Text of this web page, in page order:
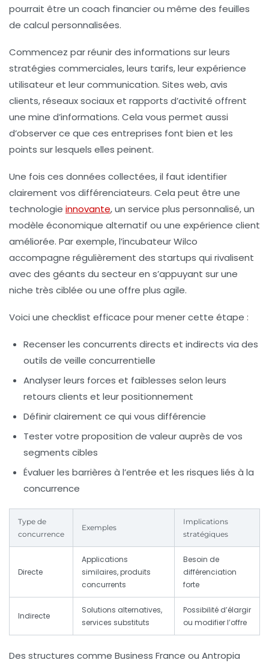
pourrait être un coach financier ou même des feuilles
de calcul personnalisées.
Commencez par réunir des informations sur leurs
stratégies commerciales, leurs tarifs, leur expérience
utilisateur et leur communication. Sites web, avis
clients, réseaux sociaux et rapports d’activité offrent
une mine d’informations. Cela vous permet aussi
d’observer ce que ces entreprises font bien et les
points sur lesquels elles peinent.
Une fois ces données collectées, il faut identifier
clairement vos différenciateurs. Cela peut être une
technologie innovante, un service plus personnalisé, un
modèle économique alternatif ou une expérience client
améliorée. Par exemple, l’incubateur Wilco
accompagne régulièrement des startups qui rivalisent
avec des géants du secteur en s’appuyant sur une
niche très ciblée ou une offre plus agile.
Voici une checklist efficace pour mener cette étape :
Recenser les concurrents directs et indirects via des
outils de veille concurrentielle
Analyser leurs forces et faiblesses selon leurs
retours clients et leur positionnement
Définir clairement ce qui vous différencie
Tester votre proposition de valeur auprès de vos
segments cibles
Évaluer les barrières à l’entrée et les risques liés à la
concurrence
Type de
concurrence
Exemples
Implications
stratégiques
Directe
Applications
similaires, produits
concurrents
Besoin de
différenciation
forte
Indirecte
Solutions alternatives,
services substituts
Possibilité d’élargir
ou modifier l’offre
Des structures comme Business France ou Antropia